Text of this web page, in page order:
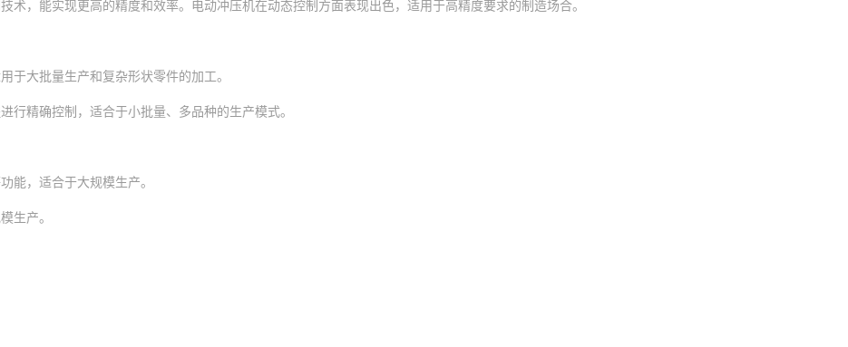
术，能实现更高的精度和效率。电动冲压机在动态控制方面表现出色，适用于高精度要求的制造场合。
于大批量生产和复杂形状零件的加工。
行精确控制，适合于小批量、多品种的生产模式。
能，适合于大规模生产。
生产。